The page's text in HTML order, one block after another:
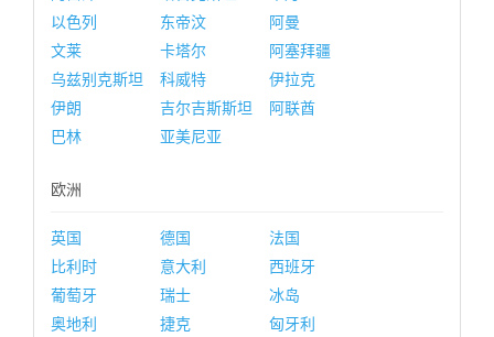
以色列
东帝汶
阿曼
文莱
卡塔尔
阿塞拜疆
乌兹别克斯坦
科威特
伊拉克
伊朗
吉尔吉斯斯坦
阿联酋
巴林
亚美尼亚
欧洲
英国 德国
法国
比利时
意大利
西班牙
葡萄牙
瑞士
冰岛
奥地利
捷克
匈牙利